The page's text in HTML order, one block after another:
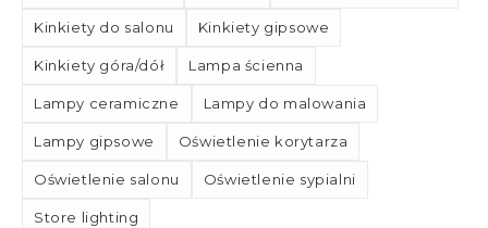
Kinkiety do salonu Kinkiety gipsowe
Kinkiety góra/dół Lampa ścienna
Lampy ceramiczne Lampy do malowania
Lampy gipsowe Oświetlenie korytarza
Oświetlenie salonu Oświetlenie sypialni
Store lighting